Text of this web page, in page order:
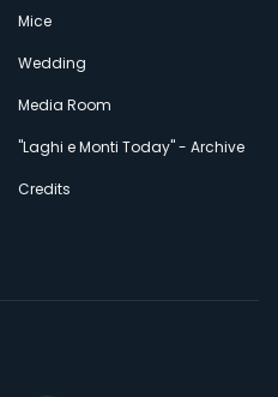
Mice
Wedding
Media Room
"Laghi e Monti Today" - Archive
Credits